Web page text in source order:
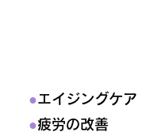
●エイジングケア
●疲労の改善